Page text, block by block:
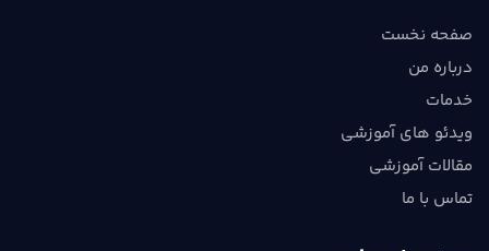
صفحه نخست
درباره من
خدمات
ویدئو های آموزشی
مقالات آموزشی
تماس با ما